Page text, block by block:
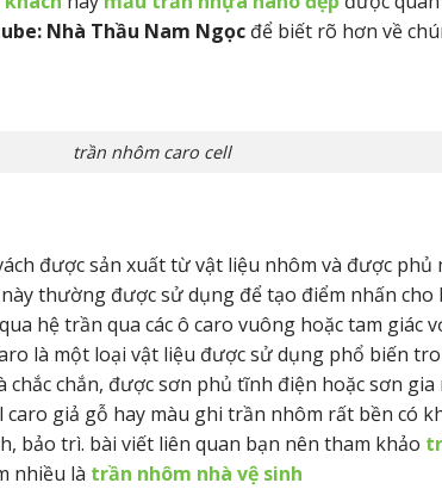
Nhà Thầu Nam Ngọc để biết rõ hơn về
trần nhôm caro cell
được sản xuất từ vật liệu nhôm và được phủ
thường được sử dụng để tạo điểm nhấn
hệ trần qua các ô caro vuông hoặc tam giác
là một loại vật liệu được sử dụng phổ biến
chắn, được sơn phủ tĩnh điện hoặc sơn
giả gỗ hay màu ghi trần nhôm rất bền có
bảo trì. bài viết liên quan bạn nên tham khảo
nhiều là trần nhôm nhà vệ sinh